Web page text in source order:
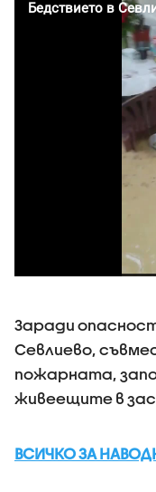
Заради
Севлиево,
пожарната,
живеещите в
ВСИЧКО ЗА